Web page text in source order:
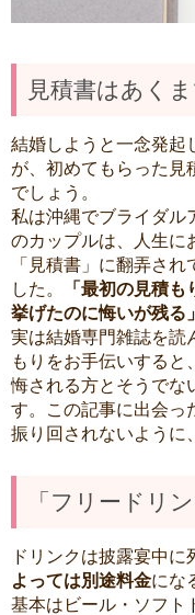
見積書はあく
結婚しようと一念発起
が、初めてもらった見
でしょう。
私は沖縄でブライダル
のカップルは、人生に
「見積書」に翻弄さ
した。
「最初の見積
挙げたのに悔いが残る」
実は結婚専門雑誌を読
もりをお手伝いする
悔される方とそうでな
す。この記事に出会っ
振り回されないように
「フリードリ
ドリンクは披露宴中
よっては別途料金にな
基本はビール・ソフト